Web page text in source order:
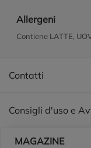
Allergeni
Contiene LATTE,
Contatti
Consigli d'uso e
MAGAZINE